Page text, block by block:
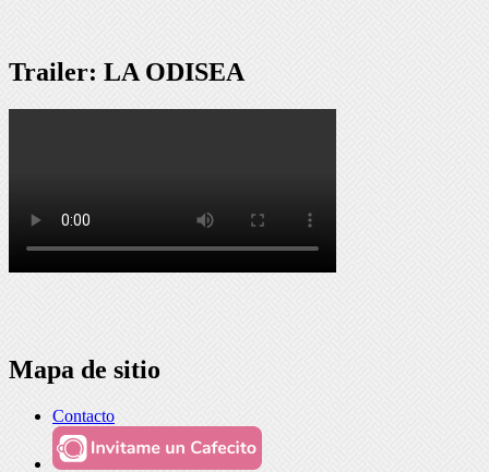
Trailer: LA ODISEA
Mapa de sitio
Contacto